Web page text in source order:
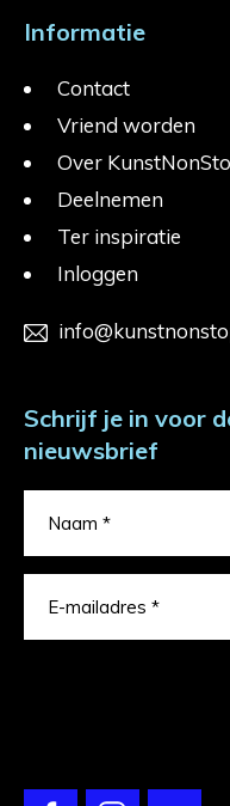
Informatie
Contact
Vriend worden
Over
Deelnemen
Ter inspiratie
Inloggen
Schrijf je in voor
nieuwsbrief